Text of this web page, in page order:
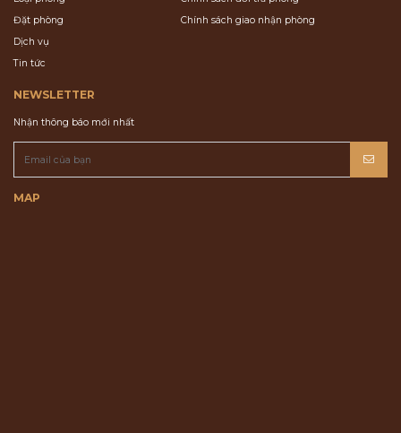
Đặt phòng
Dịch vụ
Tin tức
Chính sách giao nhận phòng
NEWSLETTER
Nhận thông báo mới nhất
MAP